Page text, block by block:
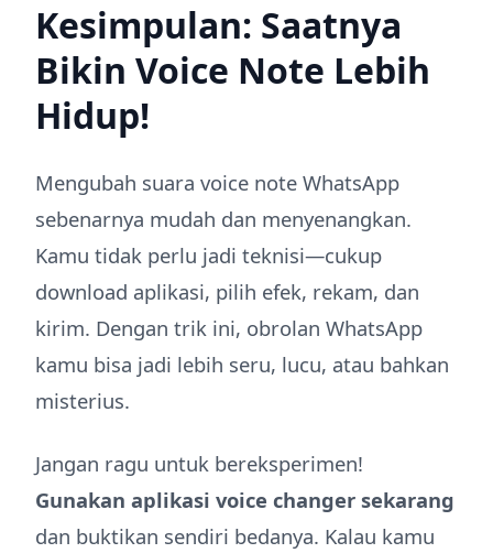
Kesimpulan: Saatnya
Bikin Voice Note Lebih
Hidup!
Mengubah suara voice note WhatsApp
sebenarnya mudah dan menyenangkan.
Kamu tidak perlu jadi teknisi—cukup
download aplikasi, pilih efek, rekam, dan
kirim. Dengan trik ini, obrolan WhatsApp
kamu bisa jadi lebih seru, lucu, atau bahkan
misterius.
Jangan ragu untuk bereksperimen!
Gunakan aplikasi voice changer sekarang
dan buktikan sendiri bedanya. Kalau kamu